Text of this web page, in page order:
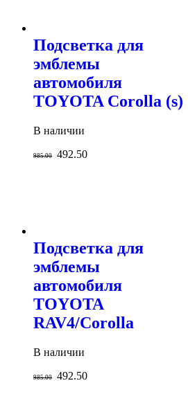
Подсветка для
эмблемы
автомобиля
TOYOTA Corolla (s)
В наличии
985.00 492.50
Подсветка для
эмблемы
автомобиля
TOYOTA
RAV4/Corolla
В наличии
985.00 492.50